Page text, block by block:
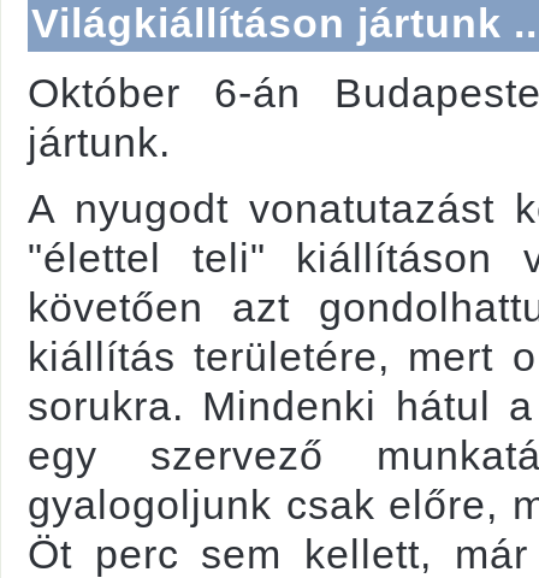
Világkiállításon jártunk
Október 6-án
jártunk.
A nyugodt vonatutazást
"élettel teli" kiállításon
követően azt
kiállítás területére, mert
sorukra. Mindenki hátul
egy szervező
gyalogoljunk csak előre,
Öt perc sem kellett,